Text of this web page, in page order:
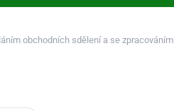
obchodních sdělení a se zpracováním